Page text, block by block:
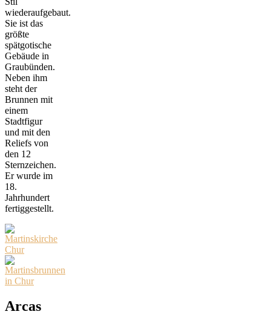
wiederaufgebaut.
Sie ist das
größte
spätgotische
Gebäude in
Graubünden.
Neben ihm
steht der
Brunnen mit
einem
Stadtfigur
und mit den
Reliefs von
den 12
Sternzeichen.
Er wurde im
18.
Jahrhundert
fertiggestellt.
Arcas